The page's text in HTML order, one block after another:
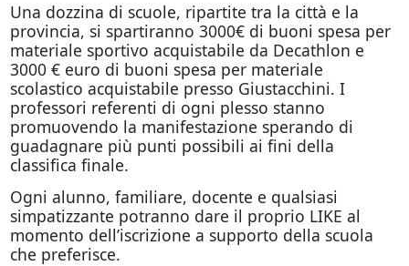
Una dozzina di scuole, ripartite tra la città e la
provincia, si spartiranno 3000€ di buoni spesa per
materiale sportivo acquistabile da Decathlon e
3000 € euro di buoni spesa per materiale
scolastico acquistabile presso Giustacchini. I
professori referenti di ogni plesso stanno
promuovendo la manifestazione sperando di
guadagnare più punti possibili ai fini della
classifica finale.
Ogni alunno, familiare, docente e qualsiasi
simpatizzante potranno dare il proprio LIKE al
momento dell’iscrizione a supporto della scuola
che preferisce.